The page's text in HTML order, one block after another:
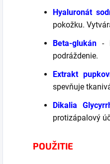
Hyaluronát
pokožku.
Beta-glukán -
podráždenie.
Extrakt
spevňuje
Dikalia
protizápalový
POUŽITIE